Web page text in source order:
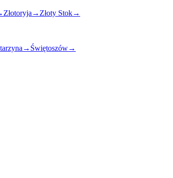
Złotoryja → Złoty Stok→
→ Świętoszów→